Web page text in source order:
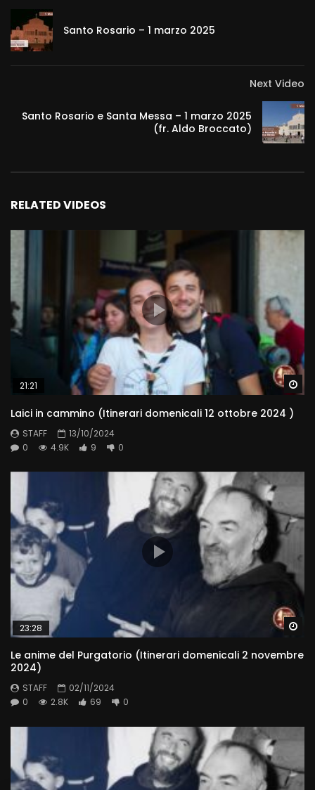
Santo Rosario – 1 marzo 2025
Next Video
Santo Rosario e Santa Messa – 1 marzo 2025
(fr. Aldo Broccato)
RELATED VIDEOS
21:21
Laici in cammino (Itinerari domenicali 12 ottobre 2024 )
STAFF
13/10/2024
0
4.9K 9 0
23:28
Le anime del Purgatorio (Itinerari domenicali 2 novembre
2024)
STAFF
02/11/2024
0
2.8K 69 0